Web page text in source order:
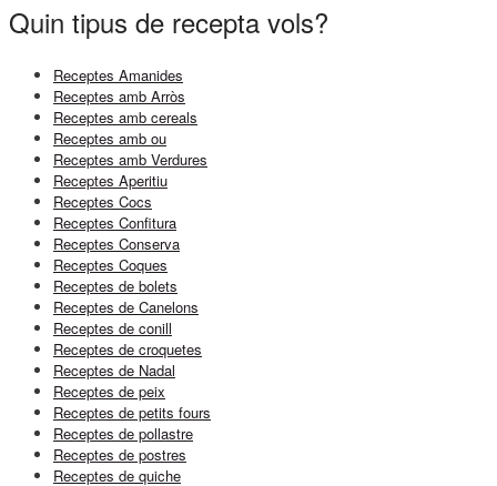
Quin tipus de recepta vols?
Receptes Amanides
Receptes amb Arròs
Receptes amb cereals
Receptes amb ou
Receptes amb Verdures
Receptes Aperitiu
Receptes Cocs
Receptes Confitura
Receptes Conserva
Receptes Coques
Receptes de bolets
Receptes de Canelons
Receptes de conill
Receptes de croquetes
Receptes de Nadal
Receptes de peix
Receptes de petits fours
Receptes de pollastre
Receptes de postres
Receptes de quiche